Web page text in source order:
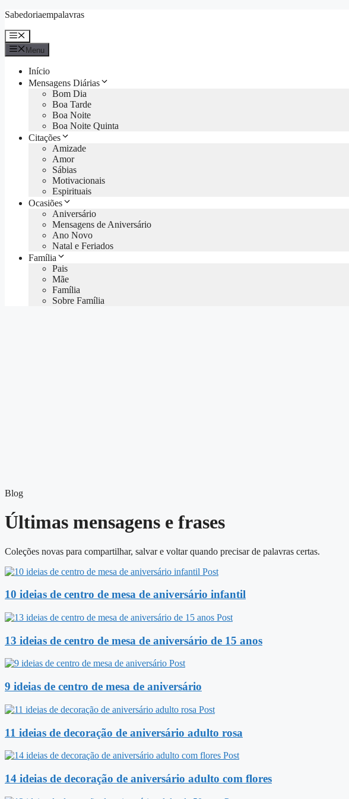
Skip
content
Sabedoriaempalavras
Menu
Menu
Início
Mensagens Diárias
Bom Dia
Boa Tarde
Boa Noite
Boa Noite Quinta
Citações
Amizade
Amor
Sábias
Motivacionais
Espirituais
Ocasiões
Aniversário
Mensagens de Aniversário
Ano Novo
Natal e Feriados
Família
Pais
Mãe
Família
Sobre Família
Blog
Últimas mensagens e frases
Coleções novas para compartilhar, salvar e voltar quando precisar de palavras certas.
Post
10 ideias de centro de mesa de aniversário infantil
Post
13 ideias de centro de mesa de aniversário de 15 anos
Post
9 ideias de centro de mesa de aniversário
Post
11 ideias de decoração de aniversário adulto rosa
Post
14 ideias de decoração de aniversário adulto com flores